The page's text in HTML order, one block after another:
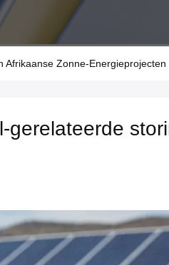
Afrikaanse Zonne-Energieprojecten
gerelateerde